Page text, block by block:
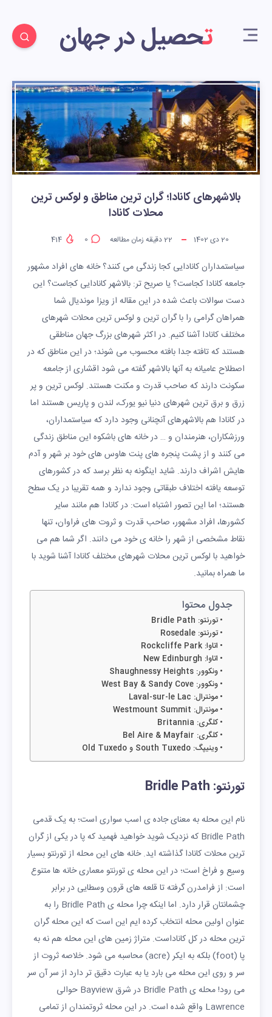
تحصیل در جهان
بالاشهرهای کانادا؛ گران ترین مناطق و لوکس ترین
محلات کانادا
20 دی 1402 22دقیقه زمان مطالعه 0
414
سیاستمداران کانادایی کجا زندگی می کنند؟ خانه های افراد مشهور
جامعه کانادا کجاست؟ یا صریح تر: بالاشهر کانادایی کجاست؟ این
دست سوالات باعث شده در این مقاله از ویزا موندیال شما
همراهان گرامی را با گران ترین و لوکس ترین محلات شهرهای
مختلف کانادا آشنا کنیم. در اکثر شهرهای بزرگ جهان مناطقی
هستند که تافته جدا بافته محسوب می شوند؛ در این مناطق که در
اصطلاح عامیانه به آنها بالاشهر گفته می شود اقشاری از جامعه
سکونت دارند که صاحب قدرت و مکنت هستند. لوکس ترین و پر
زرق و برق ترین شهرهای دنیا نیو یورک، لندن و پاریس هستند اما
در کانادا هم بالاشهرهای آنچنانی وجود دارد که سیاستمداران،
ورزشکاران، هنرمندان و … در خانه های باشکوه این مناطق زندگی
می کنند و از پشت پنجره های پنت هاوس های خود بر شهر و آدم
هایش اشراف دارند. شاید اینگونه به نظر برسد که در کشورهای
توسعه یافته اختلاف طبقاتی وجود ندارد و همه تقریبا در یک سطح
هستند؛ اما این تصور اشتباه است: در کانادا هم مانند سایر
کشورها، افراد مشهور، صاحب قدرت و ثروت های فراوان، تنها
نقاط مشخصی از شهر را خانه ی خود می دانند. اگر شما هم می
خواهید با لوکس ترین محلات شهرهای مختلف کانادا آشنا شوید با
ما همراه بمانید.
جدول محتوا
تورنتو: Bridle Path
تورنتو: Rosedale
اتاوا: Rockcliffe Park
اتاوا: New Edinburgh
ونکوور: Shaughnessy Heights
ونکوور: West Bay & Sandy Cove
مونترال: Laval-sur-le Lac
مونترال: Westmount Summit
کلگری: Britannia
کلگری: Bel Aire & Mayfair
وینیپگ: South Tuxedo و Old Tuxedo
تورنتو: Bridle Path
نام این محله به معنای جاده ی اسب سواری است؛ به یک قدمی
Bridle Path که نزدیک شوید خواهید فهمید که پا در یکی از گران
ترین محلات کانادا گذاشته اید. خانه های این محله از تورنتو بسیار
وسیع و فراخ است؛ در این محله ی تورنتو معماری خانه ها متنوع
است: از فرامدرن گرفته تا قلعه های قرون وسطایی در برابر
چشمانتان قرار دارد. اما اینکه چرا محله ی Bridle Path را به
عنوان اولین محله انتخاب کرده ایم این است که این محله گران
ترین محله در کل کاناداست. متراژ زمین های این محله هم نه به
پا (foot) بلکه به ایکر (acre) محاسبه می شود. خلاصه ثروت از
سر و روی این محله می بارد یا به عبارت دقیق تر دارد از سر آن سر
می رود! محله ی Bridle Path در شرق Bayview حوالی
Lawrence واقع شده است. در این محله ثروتمندان از تمامی